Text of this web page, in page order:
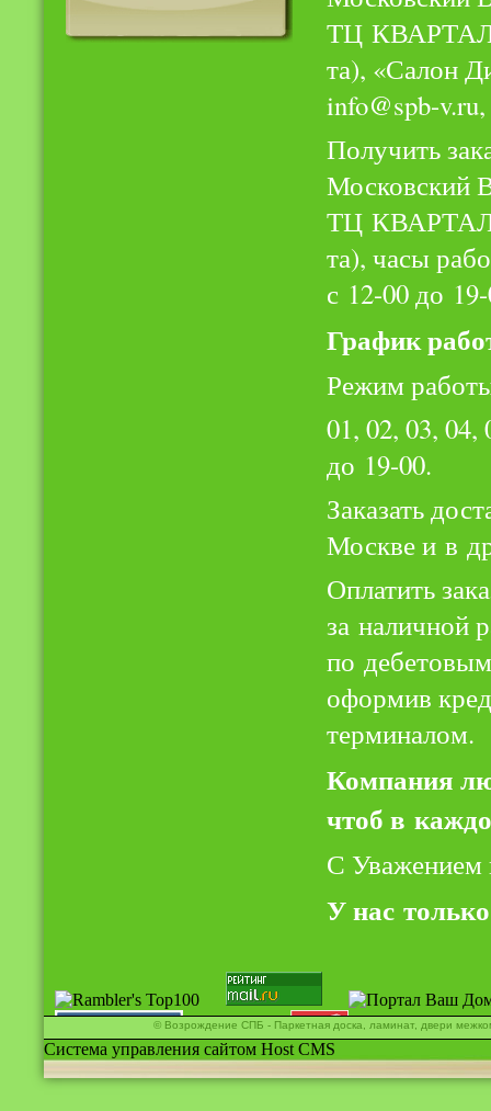
ТЦ
та), «Салон
info@spb-v.ru
Получить
Московский
ТЦ
та), часы
с 12-00 до
График
Режим
01, 02, 03,
до 19-00.
Заказать
Москве и в
Оплатить
за наличной
по
оформив
терминалом.
Компания
чтоб в
С Уважением
У нас
© Возрождение СПБ - Паркетная доска, ламинат, двери
Система управления сайтом Host CMS